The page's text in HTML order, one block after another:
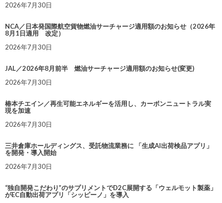
2026年7月30日
NCA／日本発国際航空貨物燃油サーチャージ適用額のお知らせ（2026年
8月1日適用 改定）
2026年7月30日
JAL／2026年8月前半 燃油サーチャージ適用額のお知らせ(変更)
2026年7月30日
椿本チエイン／再生可能エネルギーを活用し、カーボンニュートラル実
現を加速
2026年7月30日
三井倉庫ホールディングス、受託物流業務に 「生成AI出荷検品アプリ」
を開発・導入開始
2026年7月30日
“独自開発こだわり”のサプリメントでD2C展開する「ウェルモット製薬」
がEC自動出荷アプリ「シッピーノ」を導入